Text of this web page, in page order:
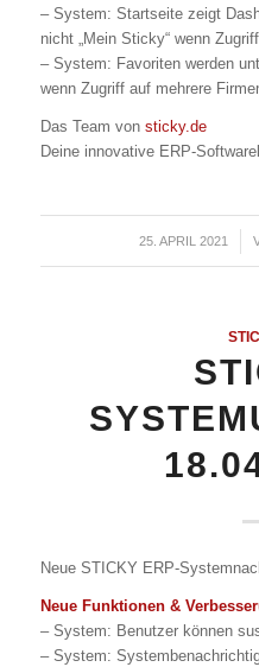
– System: Startseite zeigt
nicht „Mein Sticky“ wenn
– System: Favoriten werden
wenn Zugriff auf mehrere
Das Team von sticky.de
Deine innovative ERP-
25. APRIL 2021
/
Neue STICKY ERP-
Neue Funktionen &
– System: Benutzer können
– System: